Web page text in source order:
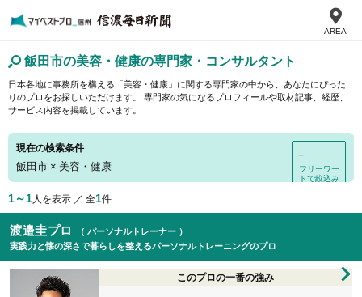
AREA
飯田市の美容・健康の専門家・コンサルタント
日本各地に事務所を構える「美容・健康」に関する専門家の中から、あなたにぴった
りのプロをお探しいただけます。 専門家の気になるプロフィールや取材記事、経歴、
サービス内容を掲載しています。
現在の検索条件
飯田市 × 美容・健康
＋
フリーワー
ドで絞込み
1～1人を表示 ／ 全1件
渡邉圭プロ
（ パーソナルトレーナー ）
実践力と懐の深さで暮らしを整えるパーソナルトレーニングのプロ
このプロの一番の強み